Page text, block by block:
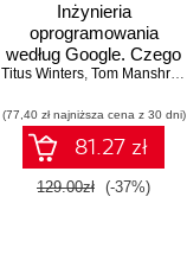
Inżynieria
oprogramowania
według Google. Czego
warto się nauczyć o
oprogramowania
Titus Winters, Tom Manshreck
(77,40 zł najniższa cena z 30 dni)
81.27 zł
129.00zł (-37%)